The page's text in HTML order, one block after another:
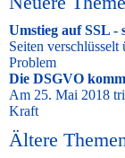
Umstieg auf SSL -
Seiten
Problem
Die DSGVO
Am 25. Mai 2018
Kraft
Ältere